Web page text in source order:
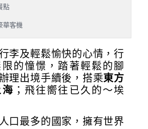
點
華客機
李及輕鬆愉快的心情，行
的憧憬，踏著輕鬆的腳
理出境手續後，搭乘東方
；飛往嚮往已久的～埃
口最多的國家，擁有世界